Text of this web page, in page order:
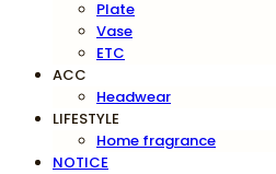
Plate
Vase
ETC
ACC
Headwear
LIFESTYLE
Home fragrance
NOTICE